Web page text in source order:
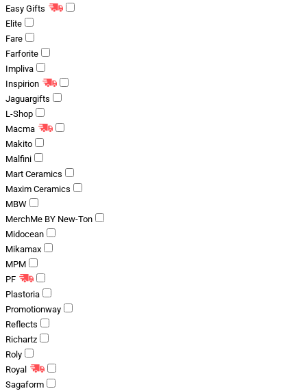
Easy Gifts
Elite
Fare
Farforite
Impliva
Inspirion
Jaguargifts
L-Shop
Macma
Makito
Malfini
Mart Ceramics
Maxim Ceramics
MBW
MerchMe BY New-Ton
Midocean
Mikamax
MPM
PF
Plastoria
Promotionway
Reflects
Richartz
Roly
Royal
Sagaform